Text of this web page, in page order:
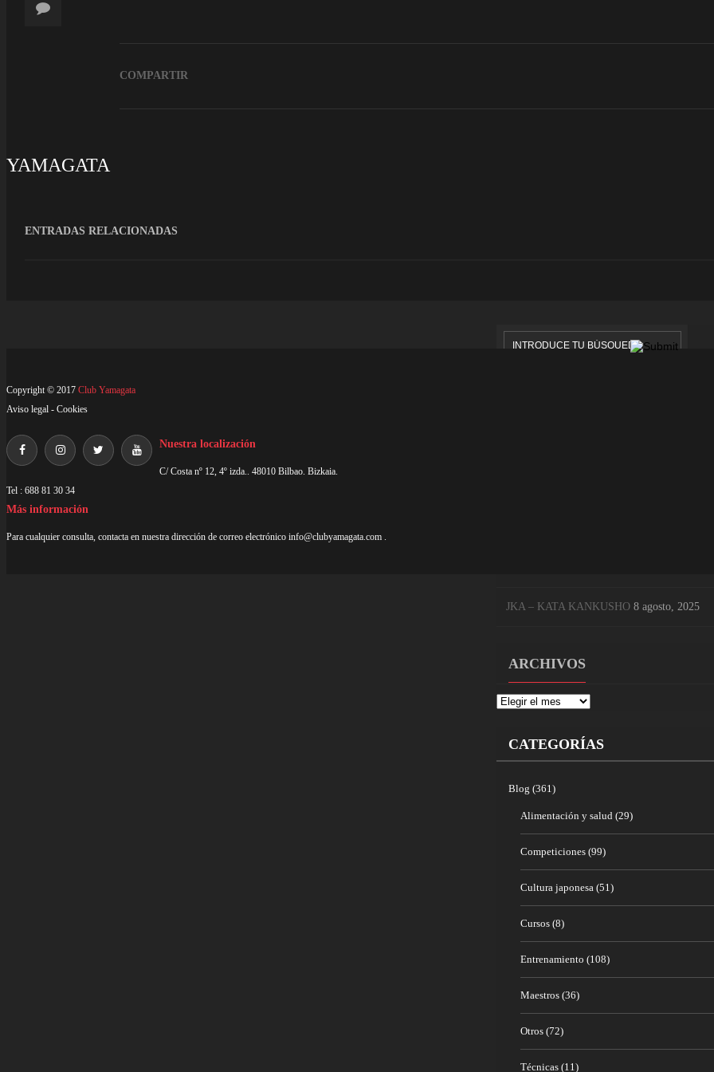
COMPARTIR
YAMAGATA
ENTRADAS RELACIONADAS
JKA – KATA KANKUSHO 8 agosto, 2025
ARCHIVOS
Archivos
CATEGORÍAS
Blog (361)
Alimentación y salud (29)
Competiciones (99)
Cultura japonesa (51)
Cursos (8)
Entrenamiento (108)
Maestros (36)
Otros (72)
Técnicas (11)
Copyright © 2017 Club Yamagata
Aviso legal - Cookies
Nuestra localización
C/ Costa nº 12, 4º izda.. 48010 Bilbao. Bizkaia.
Tel : 688 81 30 34
Más información
Para cualquier consulta, contacta en nuestra dirección de correo electrónico info@clubyamagata.com .